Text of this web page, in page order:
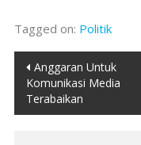
Tagged on: Politik
Post
navigation
Anggaran Untuk
Komunikasi Media
Terabaikan